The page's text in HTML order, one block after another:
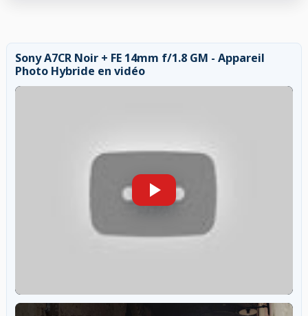
Sony A7CR Noir + FE 14mm f/1.8 GM - Appareil
Photo Hybride en vidéo